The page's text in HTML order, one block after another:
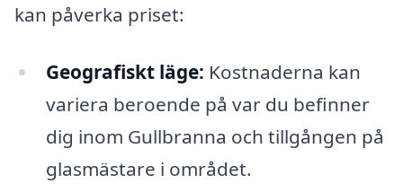
kan påverka priset:
Geografiskt läge: Kostnaderna kan
variera beroende på var du befinner
dig inom Gullbranna och tillgången på
glasmästare i området.